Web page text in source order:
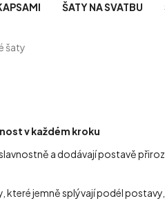
ŠATY NA SVATBU
šaty
v každém kroku
a dodávají postavě
jemně splývají podél